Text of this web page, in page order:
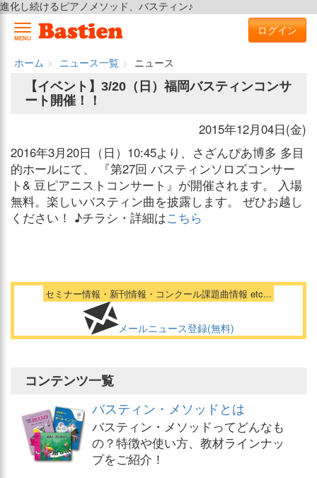
進化し続けるピアノメソッド、バスティン♪
MENU
ログイン
ホーム ニュース一覧
ニュース
【イベント】3/20（日）福岡バスティンコンサ
ート開催！！
2015年12月04日(金)
2016年3月20日（日）10:45より、さざんぴあ博多 多目
的ホールにて、 『第27回 バスティンソロズコンサー
ト& 豆ピアニストコンサート』が開催されます。 入場
無料。楽しいバスティン曲を披露します。 ぜひお越し
ください！ ♪チラシ・詳細はこちら
セミナー情報・新刊情報・コンクール課題曲情報 etc...
メールニュース登録(無料)
コンテンツ一覧
バスティン・メソッドとは
バスティン・メソッドってどんなも
の？特徴や使い方、教材ラインナッ
プをご紹介！